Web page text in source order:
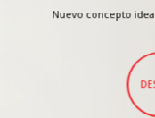
Nuevo concepto